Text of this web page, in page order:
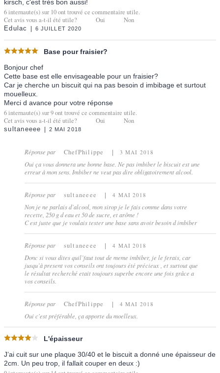
kirsch, c'est très bon aussi!
6internaute(s) sur 10ont trouvé ce commentaire utile.
Cet avis vous a-t-il été utile?
Oui Non
Edulac 6 JUILLET 2020
Base pour fraisier?
Bonjour chef
Cette base est elle envisageable pour un fraisier?
Car je cherche un biscuit qui na pas besoin d imbibage et surtout
mouelleux.
Merci d avance pour votre réponse
6internaute(s) sur9ont trouvé ce commentaire utile.
Cet avis vous a-t-il été utile?
Oui Non
sultaneeee 2 MAI 2018
Réponse par ChefPhilippe 3 MAI 2018
Oui ça vous donnera une bonne base. Ne pas imbiber le biscuit est une
erreur à mon sens. Imbiber ne veut pas dire obligatoirement alcool.
Réponse par sultaneeee 4 MAI 2018
Non je ne parlais d’alcool, mon sirop je le fais comme dans votre
recette, 250 g d eau et 50 de sucre, et arôme !
C est juste que je voulais tester une base sans avoir besoin d imbiber
Réponse par sultaneeee 4 MAI 2018
Donc si vous dites quil’faut tout de meme imbiber, je le ferais, car
jusqu’à present vos conseils ont toujours été précieux , et surtout que
le résultat recherché etait toujours superbe encore une fois grâce a
vos conseils.
Réponse par ChefPhilippe 4 MAI 2018
Oui c'est préférable, ça apporte du moelleux.
L'épaisseur
J’ai cuit sur une plaque 30/40 et le biscuit a donné une épaisseur de
2cm. Un peu trop, il fallait couper en deux :)